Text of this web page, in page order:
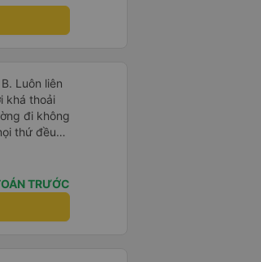
Luôn liên
khá thoải
đi không
thứ đều
TRƯỚC